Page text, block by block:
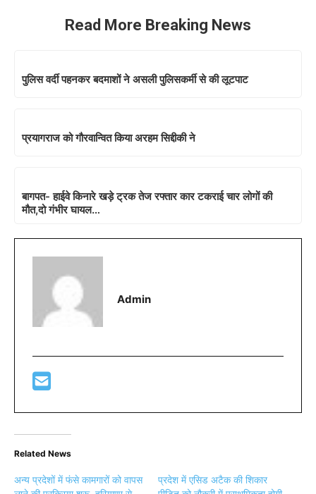
Read More Breaking News
पुलिस वर्दी पहनकर बदमाशों ने असली पुलिसकर्मी से की लूटपाट
प्रयागराज को गौरवान्वित किया अरहम सिद्दीकी ने
बागपत- हाईवे किनारे खड़े ट्रक तेज रफ्तार कार टकराई चार लोगों की
मौत,दो गंभीर घायल…
Admin
Related News
अन्य प्रदेशों में फंसे कामगारों को वापस
प्रदेश में एसिड अटैक की शिकार